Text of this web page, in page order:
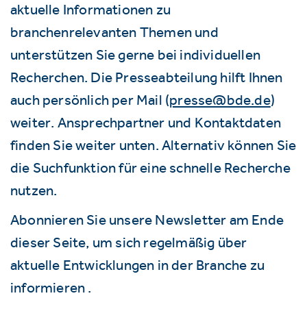
aktuelle Informationen zu
branchenrelevanten Themen und
unterstützen Sie gerne bei individuellen
Recherchen. Die Presseabteilung hilft Ihnen
auch persönlich per Mail (presse@bde.de)
weiter. Ansprechpartner und Kontaktdaten
finden Sie weiter unten. Alternativ können Sie
die Suchfunktion für eine schnelle Recherche
nutzen.
Abonnieren Sie unsere Newsletter am Ende
dieser Seite, um sich regelmäßig über
aktuelle Entwicklungen in der Branche zu
informieren .